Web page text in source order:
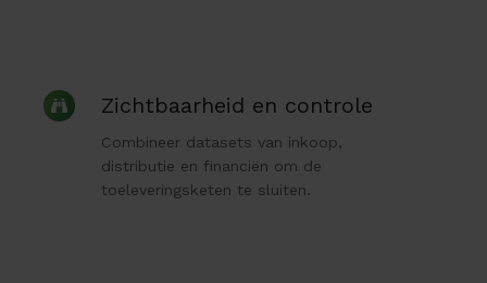
Zichtbaarheid en controle
Combineer datasets van inkoop,
distributie en financiën om de
toeleveringsketen te sluiten.
Zichtbaarheid
en
controle